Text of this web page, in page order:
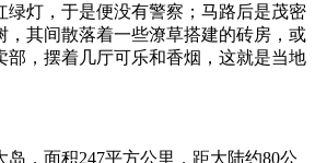
绿灯，于是便没有警察；马路后是茂密
，其间散落着一些潦草搭建的砖房，或
部，摆着几厅可乐和香烟，这就是当地
，面积247平方公里，距大陆约80公